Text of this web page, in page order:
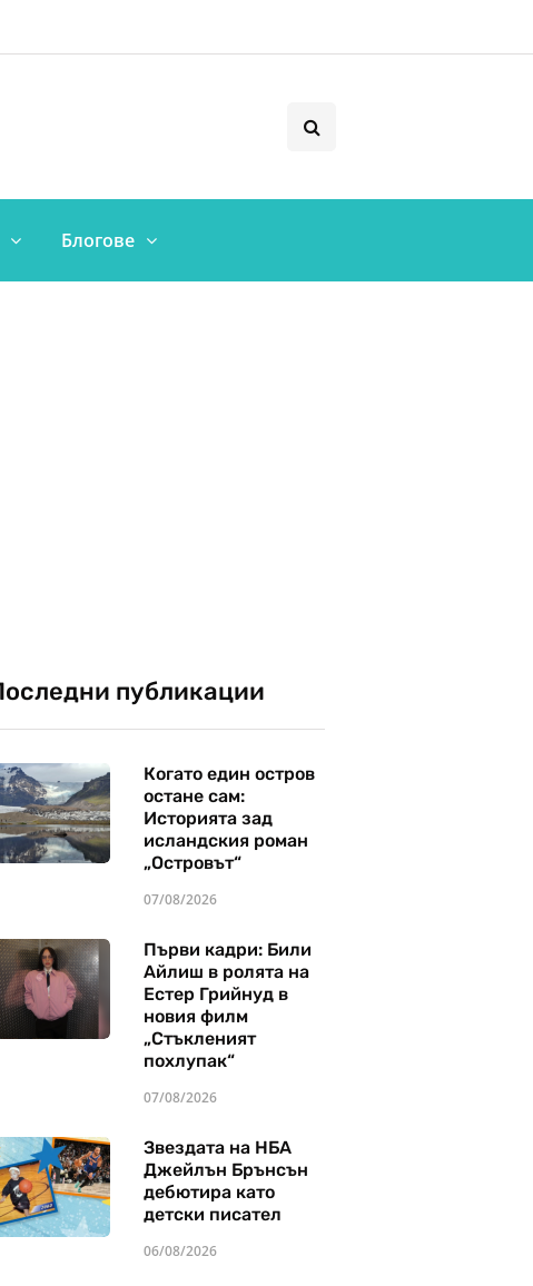
Блогове
публикации
Когато един остров
остане сам:
Историята зад
исландския роман
„Островът“
07/08/2026
Първи кадри: Били
Айлиш в ролята на
Естер Грийнуд в
новия филм
„Стъкленият
похлупак“
07/08/2026
Звездата на НБА
Джейлън Брънсън
дебютира като
детски писател
06/08/2026